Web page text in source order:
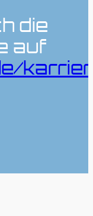
die
auf